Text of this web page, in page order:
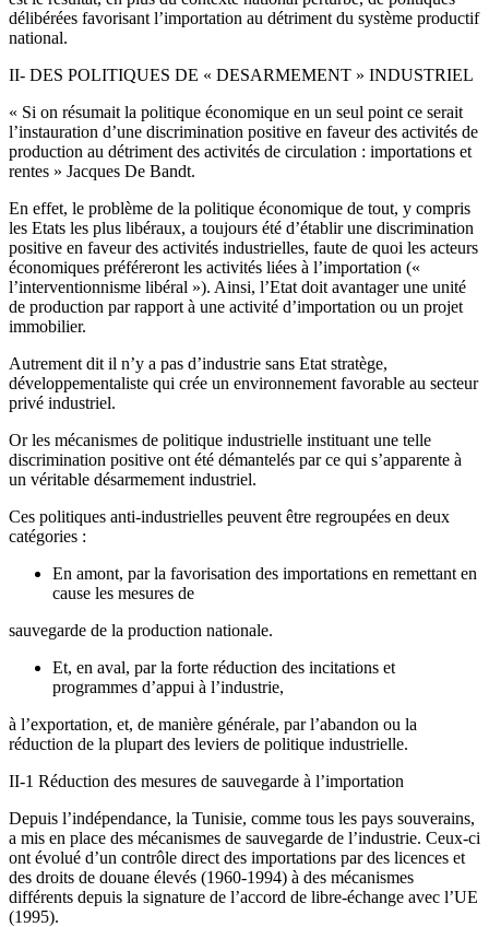
délibérées favorisant l’importation au détriment du système productif
national.
II- DES POLITIQUES DE « DESARMEMENT » INDUSTRIEL
« Si on résumait la politique économique en un seul point ce serait
l’instauration d’une discrimination positive en faveur des activités de
production au détriment des activités de circulation : importations et
rentes » Jacques De Bandt.
En effet, le problème de la politique économique de tout, y compris
les Etats les plus libéraux, a toujours été d’établir une discrimination
positive en faveur des activités industrielles, faute de quoi les acteurs
économiques préféreront les activités liées à l’importation («
l’interventionnisme libéral »). Ainsi, l’Etat doit avantager une unité
de production par rapport à une activité d’importation ou un projet
immobilier.
Autrement dit il n’y a pas d’industrie sans Etat stratège,
développementaliste qui crée un environnement favorable au secteur
privé industriel.
Or les mécanismes de politique industrielle instituant une telle
discrimination positive ont été démantelés par ce qui s’apparente à
un véritable désarmement industriel.
Ces politiques anti-industrielles peuvent être regroupées en deux
catégories :
En amont, par la favorisation des importations en remettant en
cause les mesures de
sauvegarde de la production nationale.
Et, en aval, par la forte réduction des incitations et
programmes d’appui à l’industrie,
à l’exportation, et, de manière générale, par l’abandon ou la
réduction de la plupart des leviers de politique industrielle.
II-1 Réduction des mesures de sauvegarde à l’importation
Depuis l’indépendance, la Tunisie, comme tous les pays souverains,
a mis en place des mécanismes de sauvegarde de l’industrie. Ceux-ci
ont évolué d’un contrôle direct des importations par des licences et
des droits de douane élevés (1960-1994) à des mécanismes
différents depuis la signature de l’accord de libre-échange avec l’UE
(1995).